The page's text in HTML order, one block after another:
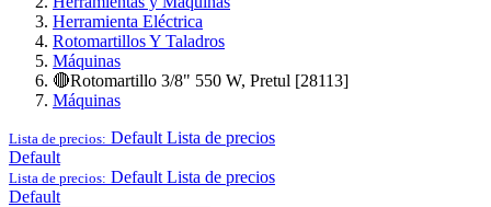
Herramienta Eléctrica
Rotomartillos Y Taladros
Máquinas
🔴Rotomartillo 3/8" 550 W, Pretul [28113]
Máquinas
Lista de precios: Default Lista de precios
Default
Lista de precios: Default Lista de precios
Default